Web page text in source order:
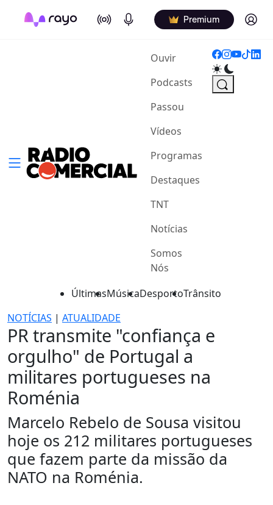
On Air Podcasts Premium Log in
Ouvir(current)
Podcasts
Passou
Vídeos
Programas
Destaques
TNT
Notícias
Somos
Nós
ÚltimasMúsicaDesportoTrânsito
NOTÍCIAS | ATUALIDADE
PR transmite "confiança e
orgulho" de Portugal a
militares portugueses na
Roménia
Marcelo Rebelo de Sousa visitou
hoje os 212 militares portugueses
que fazem parte da missão da
NATO na Roménia.